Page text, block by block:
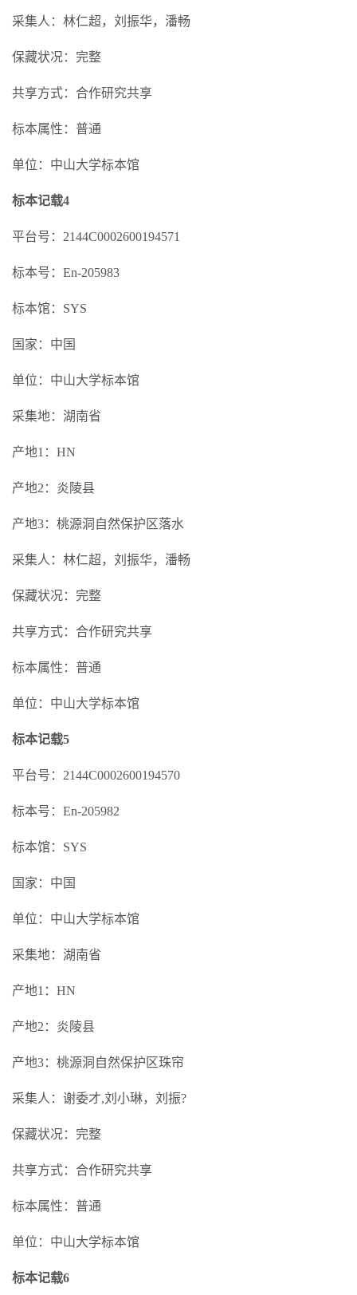
采集人：林仁超，刘振华，潘畅
保藏状况：完整
共享方式：合作研究共享
标本属性：普通
单位：中山大学标本馆
标本记载4
平台号：2144C0002600194571
标本号：En-205983
标本馆：SYS
国家：中国
单位：中山大学标本馆
采集地：湖南省
产地1：HN
产地2：炎陵县
产地3：桃源洞自然保护区落水
采集人：林仁超，刘振华，潘畅
保藏状况：完整
共享方式：合作研究共享
标本属性：普通
单位：中山大学标本馆
标本记载5
平台号：2144C0002600194570
标本号：En-205982
标本馆：SYS
国家：中国
单位：中山大学标本馆
采集地：湖南省
产地1：HN
产地2：炎陵县
产地3：桃源洞自然保护区珠帘
采集人：谢委才,刘小琳，刘振?
保藏状况：完整
共享方式：合作研究共享
标本属性：普通
单位：中山大学标本馆
标本记载6